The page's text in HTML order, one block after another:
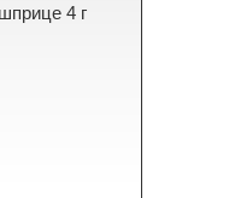
4 г